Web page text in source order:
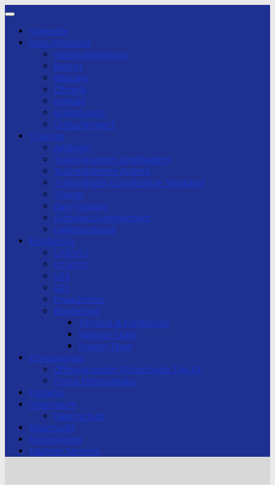
Zum
springenStartseite
Judo-Abteilung
Abteilungsleitung
Beitritt
Beiträge
Chronik
Kontakt
Breitensport
Leistungssport
Training
Anfänger
Trainingszeiten Großhadern
Trainingszeiten Aubing
Trainingszeit Grundschule Stockdorf
Trainer
Dan-Training
Gürtelprüfungskonzept
Hallenordnung
Ergebnisse
U10/U12
U13/U15
U18
U21
Erwachsene
Bundesliga
Termine & Ergebnisse
Männer-Team
Frauen-Team
Fitnessstudio
Öffnungszeiten Fitnesstudio Top-Fit
Preise Fitnessstudio
Förderer
Impressum
Datenschutz
Stützpunkt
Förderverein
Nächste Termine